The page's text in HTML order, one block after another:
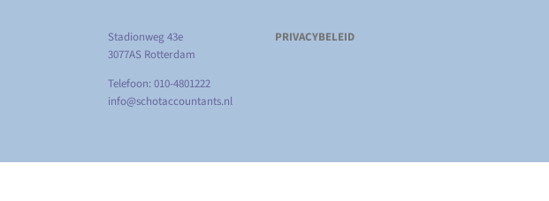
Stadionweg 43e
3077AS Rotterdam
Telefoon: 010-4801222
info@schotaccountants.nl
PRIVACYBELEID